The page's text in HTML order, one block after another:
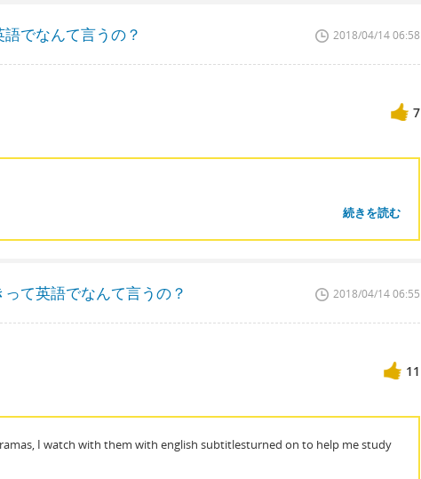
でなんて言うの？ 2018/04/14 06:58
7
続きを読む
て英語でなんて言うの？ 2018/04/14 06:55
11
I watch with them with english subtitlesturned on to help me study